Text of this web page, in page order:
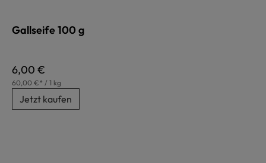
Gallseife 100 g
Regulärer Preis:
6,00 €
60,00 €* / 1 kg
Jetzt kaufen